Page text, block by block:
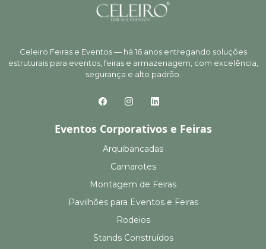
Celeiro Feiras e Eventos — há 16 anos entregando soluções
estruturais para eventos, feiras e armazenagem, com excelência,
segurança e alto padrão.
Eventos Corporativos e Feiras
Arquibancadas
Camarotes
Montagem de Feiras
Pavilhões para Eventos e Feiras
Rodeios
Stands Construídos